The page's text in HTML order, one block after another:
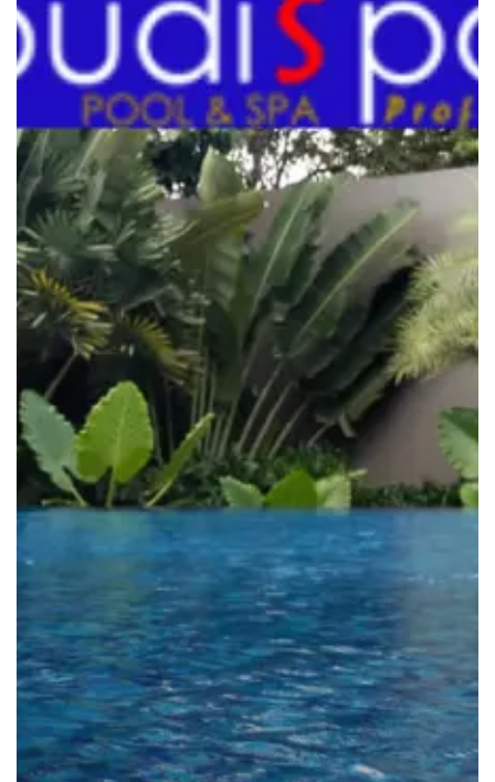
yang
Sehat